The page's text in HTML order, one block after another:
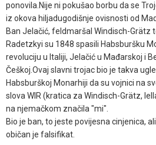
ponovila.Nije ni pokušao borbu da se
iz okova hiljadugodišnje ovisnosti od
Ban Jelačić, feldmaršal Windisch-Grätz
Radetzkyi su 1848 spasili Habsburšku
revoluciju u Italiji, Jelačić u Mađarskoj i
Češkoj.Ovaj slavni trojac bio je takva
Habsburškoj Monarhiji da su vojnici na
slova WIR (kratica za Windisch-Grätz,
na njemačkom značila "mi".
Bio je ban, to jeste povijesna cinjenica,
običan je falsifikat.